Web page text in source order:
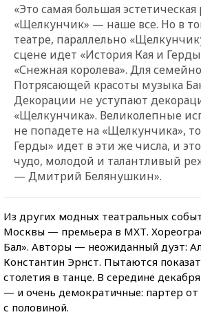
«Это самая большая эстетическая
«Щелкунчик» — наше все. Но в
театре, параллельно
сцене идет «История Кая и
«Снежная королева». Для
Потрясающей красоты музыка
Декорации не уступают
«Щелкунчика». Великолепные
не попадете на «Щелкунчика»,
Герды» идет в эти же числа, и
чудо, молодой и талантливый
— Дмитрий Белянушкин».
Из других модных театральных
Москвы — премьера в МХТ.
Бал». Авторы — неожиданный дуэт:
Константин Эрнст. Пытаются
столетия в танце. В середине
— и очень демократичные: партер от
с половиной.